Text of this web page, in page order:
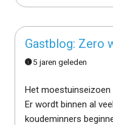
Gastblog: Zero
5 jaren geleden
Het
Er wordt binnen al
koudeminners